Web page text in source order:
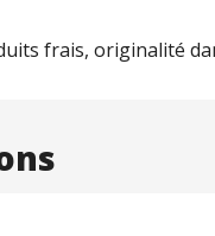
frais, originalité